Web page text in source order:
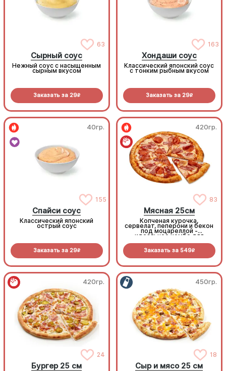
63
Сырный соус
Нежный соус с насыщенным
сырным вкусом
Заказать за 29R
163
Хондаши соус
Классический японский соус
с тонким рыбным вкусом
Заказать за 29R
40гр.
155
Спайси соус
Классический японский
острый соус
Заказать за 29R
420гр.
83
Мясная 25см
Копченая курочка,
сервелат, пеперони и бекон
под моцареллой -
идеальное комбо для
Заказать за 549R
420гр.
24
Бургер 25 см
450гр.
18
Сыр и мясо 25 см